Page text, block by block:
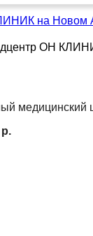
на Новом
медицинский